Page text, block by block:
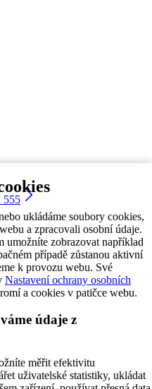
ukládáme soubory cookies,
a zpracovali osobní údaje.
umožníte zobrazovat například
případě zůstanou aktivní
k provozu webu. Své
Nastavení ochrany osobních
a cookies v patičce webu.
údaje z
měřit efektivitu
uživatelské statistiky, ukládat
555